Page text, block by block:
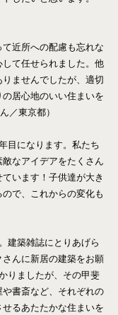
近所への配慮も忘れな
て任せられました。他
ませんでしたが、適切
居心地のいい住まいを
／東京都）
目になります。私たち
なアイデアをたくさん
います！子供達が大き
で、これからの変化も
建築雑誌にとりあげら
んに新居の建築をお願
りましたが、その甲斐
書斎など、それぞれの
るあたたかな住まいを